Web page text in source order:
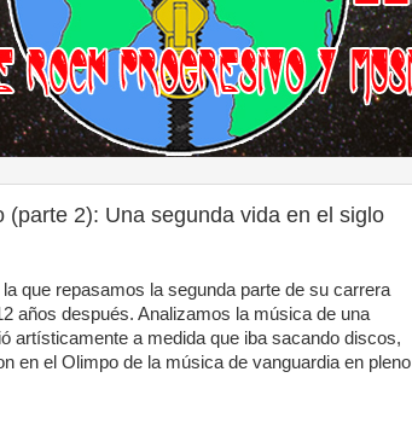
2): Una segunda vida en el siglo
que repasamos la segunda parte de su carrera
años después. Analizamos la música de una
artísticamente a medida que iba sacando discos,
en el Olimpo de la música de vanguardia en pleno